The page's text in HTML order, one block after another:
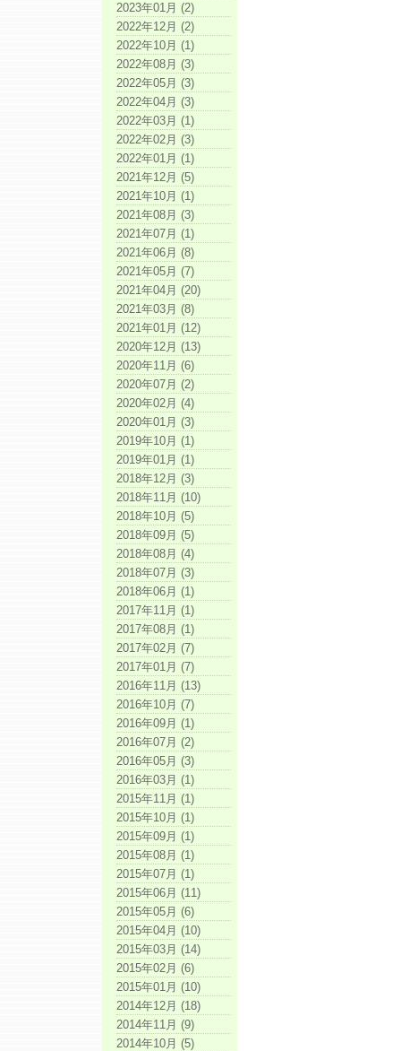
2023年01月 (2)
2022年12月 (2)
2022年10月 (1)
2022年08月 (3)
2022年05月 (3)
2022年04月 (3)
2022年03月 (1)
2022年02月 (3)
2022年01月 (1)
2021年12月 (5)
2021年10月 (1)
2021年08月 (3)
2021年07月 (1)
2021年06月 (8)
2021年05月 (7)
2021年04月 (20)
2021年03月 (8)
2021年01月 (12)
2020年12月 (13)
2020年11月 (6)
2020年07月 (2)
2020年02月 (4)
2020年01月 (3)
2019年10月 (1)
2019年01月 (1)
2018年12月 (3)
2018年11月 (10)
2018年10月 (5)
2018年09月 (5)
2018年08月 (4)
2018年07月 (3)
2018年06月 (1)
2017年11月 (1)
2017年08月 (1)
2017年02月 (7)
2017年01月 (7)
2016年11月 (13)
2016年10月 (7)
2016年09月 (1)
2016年07月 (2)
2016年05月 (3)
2016年03月 (1)
2015年11月 (1)
2015年10月 (1)
2015年09月 (1)
2015年08月 (1)
2015年07月 (1)
2015年06月 (11)
2015年05月 (6)
2015年04月 (10)
2015年03月 (14)
2015年02月 (6)
2015年01月 (10)
2014年12月 (18)
2014年11月 (9)
2014年10月 (5)